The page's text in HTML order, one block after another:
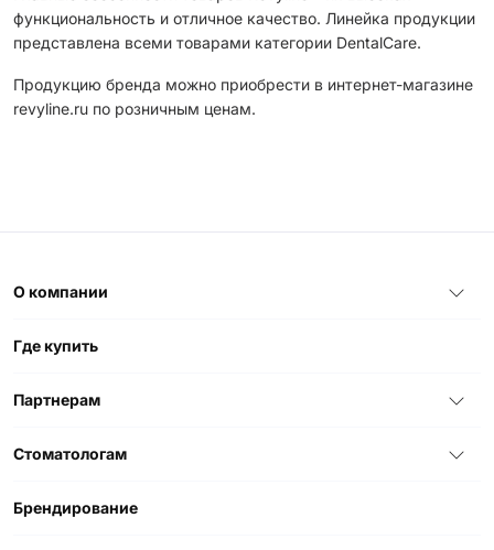
функциональность и отличное качество. Линейка продукции
представлена всеми товарами категории DentalCare.
Продукцию бренда можно приобрести в интернет-магазине
revyline.ru по розничным ценам.
О компании
Где купить
Партнерам
Стоматологам
Брендирование